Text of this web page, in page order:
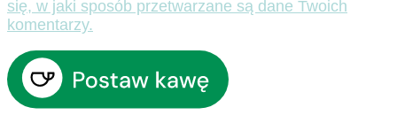
się, w jaki sposób przetwarzane są dane Twoich
komentarzy.